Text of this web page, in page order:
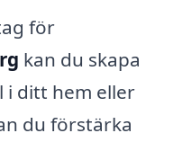
för
kan du skapa
i ditt hem eller
du förstärka